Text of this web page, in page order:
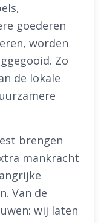
goederen
worden
Zo
de lokale
brengen
mankracht
Van de
wij laten